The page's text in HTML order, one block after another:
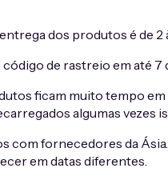
dos produtos é de 2
código de rastreio em até
ficam muito tempo
algumas vezes
com fornecedores da
em datas diferentes.